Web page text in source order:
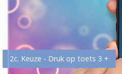
2c. Keuze - Druk op toets 3 +